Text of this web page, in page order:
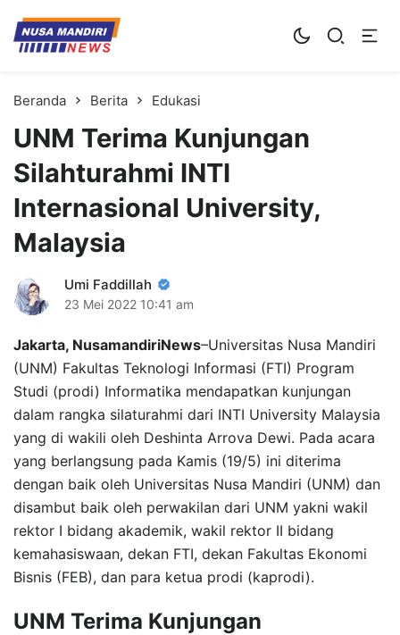
Kampus Digital Bisnis
Universitas Nusa Mandiri
Beranda Berita Edukasi
UNM Terima Kunjungan
Silahturahmi INTI
Internasional University,
Malaysia
Umi Faddillah
23 Mei 2022 10:41 am
Jakarta, NusamandiriNews–Universitas Nusa Mandiri
(UNM) Fakultas Teknologi Informasi (FTI) Program
Studi (prodi) Informatika mendapatkan kunjungan
dalam rangka silaturahmi dari INTI University Malaysia
yang di wakili oleh Deshinta Arrova Dewi. Pada acara
yang berlangsung pada Kamis (19/5) ini diterima
dengan baik oleh Universitas Nusa Mandiri (UNM) dan
disambut baik oleh perwakilan dari UNM yakni wakil
rektor I bidang akademik, wakil rektor II bidang
kemahasiswaan, dekan FTI, dekan Fakultas Ekonomi
Bisnis (FEB), dan para ketua prodi (kaprodi).
UNM Terima Kunjungan